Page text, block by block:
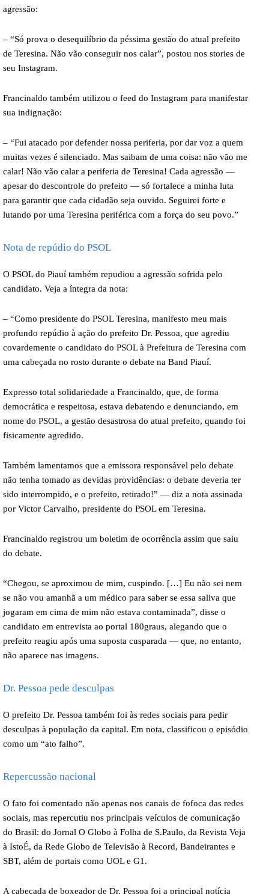
agressão:
– “Só prova o desequilíbrio da péssima gestão do atual prefeito
de Teresina. Não vão conseguir nos calar”, postou nos stories de
seu Instagram.
Francinaldo também utilizou o feed do Instagram para manifestar
sua indignação:
– “Fui atacado por defender nossa periferia, por dar voz a quem
muitas vezes é silenciado. Mas saibam de uma coisa: não vão me
calar! Não vão calar a periferia de Teresina! Cada agressão —
apesar do descontrole do prefeito — só fortalece a minha luta
para garantir que cada cidadão seja ouvido. Seguirei forte e
lutando por uma Teresina periférica com a força do seu povo.”
Nota de repúdio do PSOL
O PSOL do Piauí também repudiou a agressão sofrida pelo
candidato. Veja a íntegra da nota:
– “Como presidente do PSOL Teresina, manifesto meu mais
profundo repúdio à ação do prefeito Dr. Pessoa, que agrediu
covardemente o candidato do PSOL à Prefeitura de Teresina com
uma cabeçada no rosto durante o debate na Band Piauí.
Expresso total solidariedade a Francinaldo, que, de forma
democrática e respeitosa, estava debatendo e denunciando, em
nome do PSOL, a gestão desastrosa do atual prefeito, quando foi
fisicamente agredido.
Também lamentamos que a emissora responsável pelo debate
não tenha tomado as devidas providências: o debate deveria ter
sido interrompido, e o prefeito, retirado!” — diz a nota assinada
por Victor Carvalho, presidente do PSOL em Teresina.
Francinaldo registrou um boletim de ocorrência assim que saiu
do debate.
“Chegou, se aproximou de mim, cuspindo. […] Eu não sei nem
se não vou amanhã a um médico para saber se essa saliva que
jogaram em cima de mim não estava contaminada”, disse o
candidato em entrevista ao portal 180graus, alegando que o
prefeito reagiu após uma suposta cusparada — que, no entanto,
não aparece nas imagens.
Dr. Pessoa pede desculpas
O prefeito Dr. Pessoa também foi às redes sociais para pedir
desculpas à população da capital. Em nota, classificou o episódio
como um “ato falho”.
Repercussão nacional
O fato foi comentado não apenas nos canais de fofoca das redes
sociais, mas repercutiu nos principais veículos de comunicação
do Brasil: do Jornal O Globo à Folha de S.Paulo, da Revista Veja
à IstoÉ, da Rede Globo de Televisão à Record, Bandeirantes e
SBT, além de portais como UOL e G1.
A cabeçada de boxeador de Dr. Pessoa foi a principal notícia